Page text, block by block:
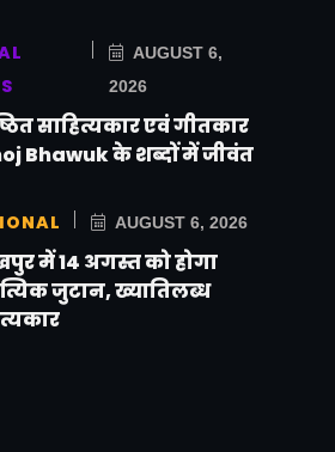
AUGUST 6,
2026
साहित्यकार एवं गीतकार
Bhawuk के शब्दों में जीवंत
AUGUST 6, 2026
में 14 अगस्त को होगा
जुटान, ख्यातिलब्ध